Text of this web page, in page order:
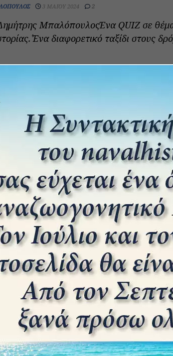
3 ΜΑΪ́ΟΥ 2024 2
ΜπαλόπουλοςΈνα QUIZ σε
διαφορετικό ταξίδι στους
συνομιλεί με την οικονομία
3 ΙΑΝΟΥΑΡΊΟΥ 2024 0
ΜπαλόπουλοςΕξερευνώντας τις
χειμωνιάτικο βράδυ στη Νέα
του 1941. Το σκηνικό ...
καράβια”. Η μεγαλύτερη
του Β’ Π.Π.
20 ΝΟΕΜΒΡΊΟΥ 2023 0
ΜπαλόπουλοςΕισαγωγήΗ
την επίθεσή της κατά της
τις εκκρεμότητες στη ...
1940. «Έλλη» – Το πρώτο
Πολέμου του 1940
14 ΑΥΓΟΎΣΤΟΥ 2025 0